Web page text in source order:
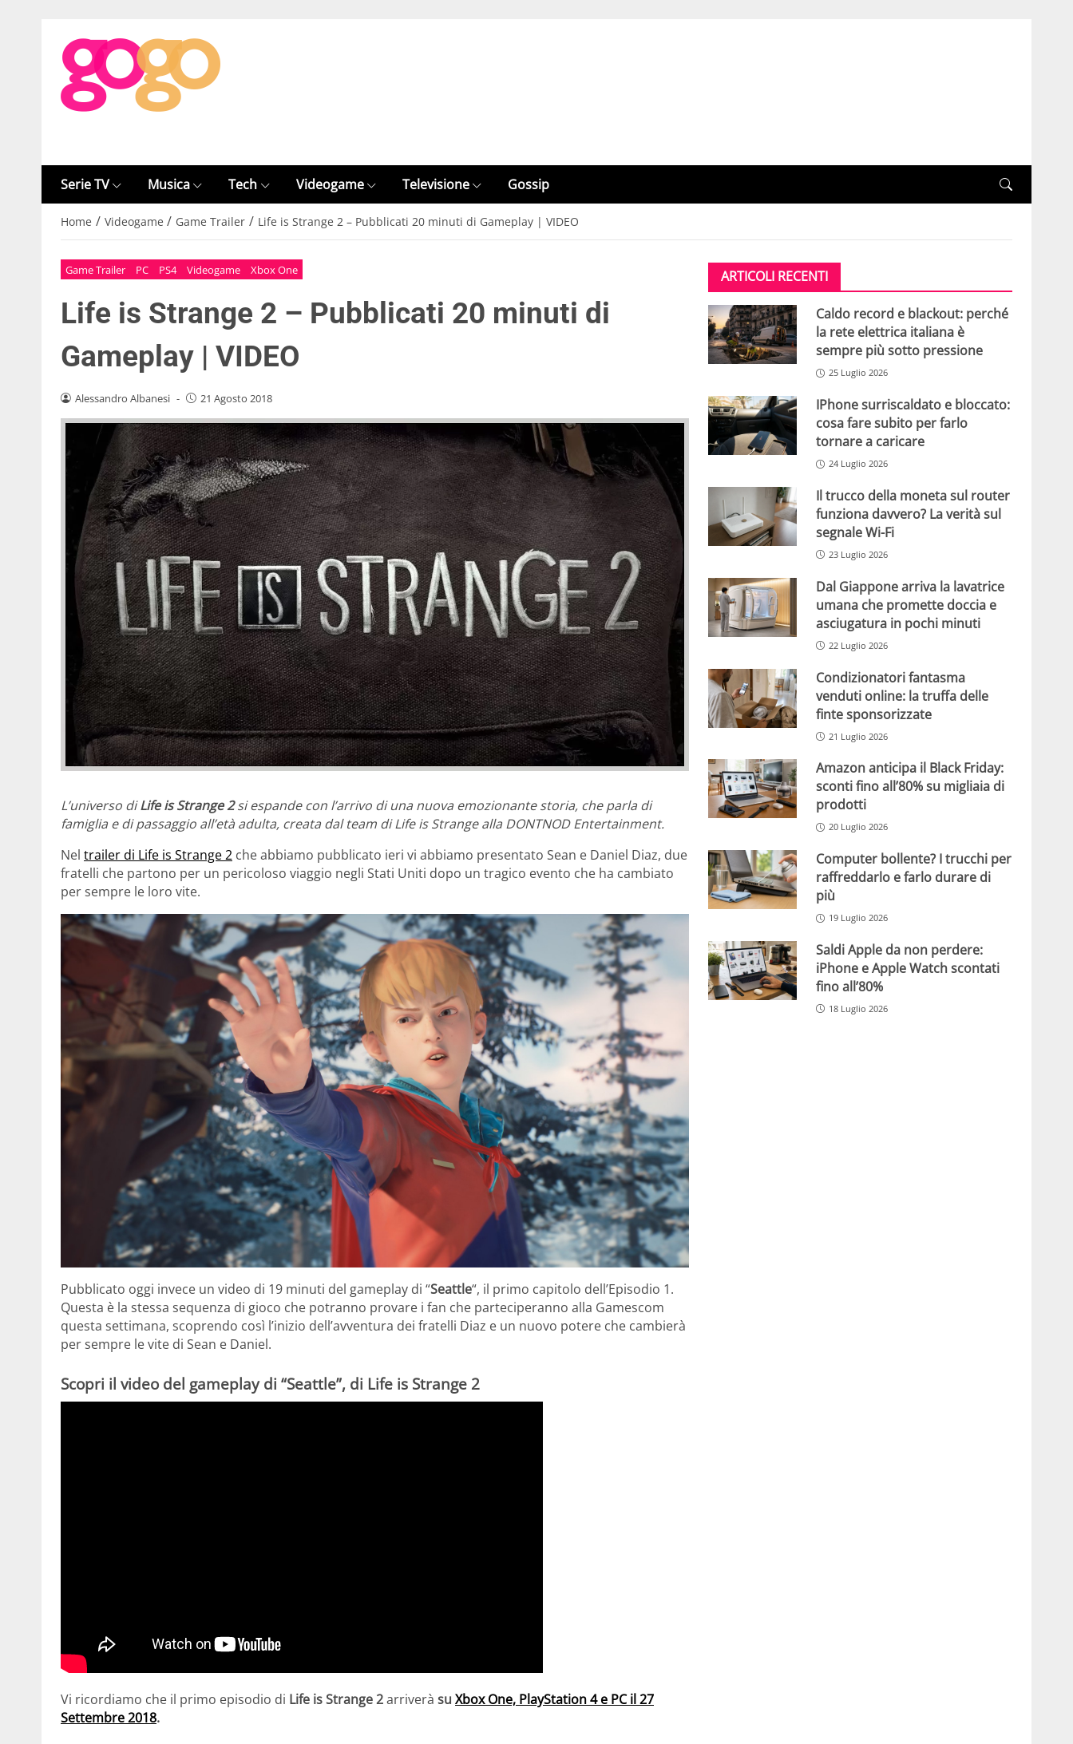
Serie TV Musica Tech Videogame Televisione Gossip
Home / Videogame / Game Trailer / Life is Strange 2 – Pubblicati 20 minuti di Gameplay | VIDEO
Game Trailer PC PS4 Videogame Xbox One
Life is Strange 2 – Pubblicati 20 minuti di
Gameplay | VIDEO
Alessandro Albanesi - 21 Agosto 2018
L’universo diLife is Strange 2si espande con l’arrivo di una nuova emozionante storia, che parla di
famiglia e di passaggio all’età adulta, creata dal team di Life is Strange alla DONTNOD Entertainment.
Nel trailer di Life is Strange 2 che abbiamo pubblicato ieri vi abbiamo presentato Sean e Daniel Diaz, due
fratelli che partono per un pericoloso viaggio negli Stati Uniti dopo un tragico evento che ha cambiato
per sempre le loro vite.
Pubblicato oggi invece un video di 19 minuti del gameplay di “Seattle“, il primo capitolo dell’Episodio 1.
Questa è la stessa sequenza di gioco che potranno provare i fan che parteciperanno alla Gamescom
questa settimana, scoprendo così l’inizio dell’avventura dei fratelli Diaz e un nuovo potere che cambierà
per sempre le vite di Sean e Daniel.
Scopri il video del gameplay di “Seattle”, di Life is Strange 2
Vi ricordiamo che il primo episodio di Life is Strange 2arriverà su Xbox One, PlayStation 4 e PC il 27
Settembre 2018.
ARTICOLI RECENTI
Caldo record e blackout: perché
la rete elettrica italiana è
sempre più sotto pressione
25 Luglio 2026
IPhone surriscaldato e bloccato:
cosa fare subito per farlo
tornare a caricare
24 Luglio 2026
Il trucco della moneta sul router
funziona davvero? La verità sul
segnale Wi-Fi
23 Luglio 2026
Dal Giappone arriva la lavatrice
umana che promette doccia e
asciugatura in pochi minuti
22 Luglio 2026
Condizionatori fantasma
venduti online: la truffa delle
finte sponsorizzate
21 Luglio 2026
Amazon anticipa il Black Friday:
sconti fino all’80% su migliaia di
prodotti
20 Luglio 2026
Computer bollente? I trucchi per
raffreddarlo e farlo durare di
più
19 Luglio 2026
Saldi Apple da non perdere:
iPhone e Apple Watch scontati
fino all’80%
18 Luglio 2026